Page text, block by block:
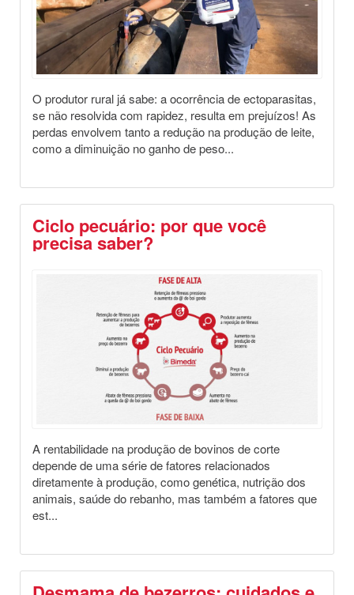
O produtor rural já sabe: a ocorrência de ectoparasitas,
se não resolvida com rapidez, resulta em prejuízos! As
perdas envolvem tanto a redução na produção de leite,
como a diminuição no ganho de peso...
Ciclo pecuário: por que você
precisa saber?
A rentabilidade na produção de bovinos de corte
depende de uma série de fatores relacionados
diretamente à produção, como genética, nutrição dos
animais, saúde do rebanho, mas também a fatores que
est...